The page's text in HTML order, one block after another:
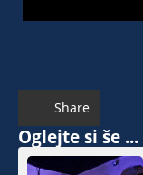
Share
Oglejte si še ...